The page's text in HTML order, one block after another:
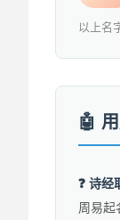
以上名
❓ 诗经
周易起